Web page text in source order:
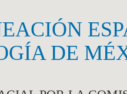
DE